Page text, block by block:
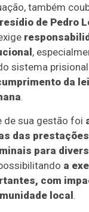
também
de Pedro
,
sistema
da
.
de sua gestão foi
das
para
a
com
local .